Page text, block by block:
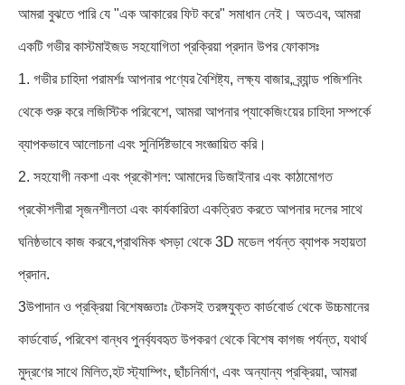
আমরা বুঝতে পারি যে "এক আকারের ফিট করে" সমাধান নেই। অতএব, আমরা
একটি গভীর কাস্টমাইজড সহযোগিতা প্রক্রিয়া প্রদান উপর ফোকাসঃ
1. গভীর চাহিদা পরামর্শঃ আপনার পণ্যের বৈশিষ্ট্য, লক্ষ্য বাজার, ব্র্যান্ড পজিশনিং
থেকে শুরু করে লজিস্টিক পরিবেশে, আমরা আপনার প্যাকেজিংয়ের চাহিদা সম্পর্কে
ব্যাপকভাবে আলোচনা এবং সুনির্দিষ্টভাবে সংজ্ঞায়িত করি।
2. সহযোগী নকশা এবং প্রকৌশল: আমাদের ডিজাইনার এবং কাঠামোগত
প্রকৌশলীরা সৃজনশীলতা এবং কার্যকারিতা একত্রিত করতে আপনার দলের সাথে
ঘনিষ্ঠভাবে কাজ করবে,প্রাথমিক খসড়া থেকে 3D মডেল পর্যন্ত ব্যাপক সহায়তা
প্রদান.
3উপাদান ও প্রক্রিয়া বিশেষজ্ঞতাঃ টেকসই তরঙ্গযুক্ত কার্ডবোর্ড থেকে উচ্চমানের
কার্ডবোর্ড, পরিবেশ বান্ধব পুনর্ব্যবহৃত উপকরণ থেকে বিশেষ কাগজ পর্যন্ত, যথার্থ
মুদ্রণের সাথে মিলিত,হট স্ট্যাম্পিং, ছাঁচনির্মাণ, এবং অন্যান্য প্রক্রিয়া, আমরা